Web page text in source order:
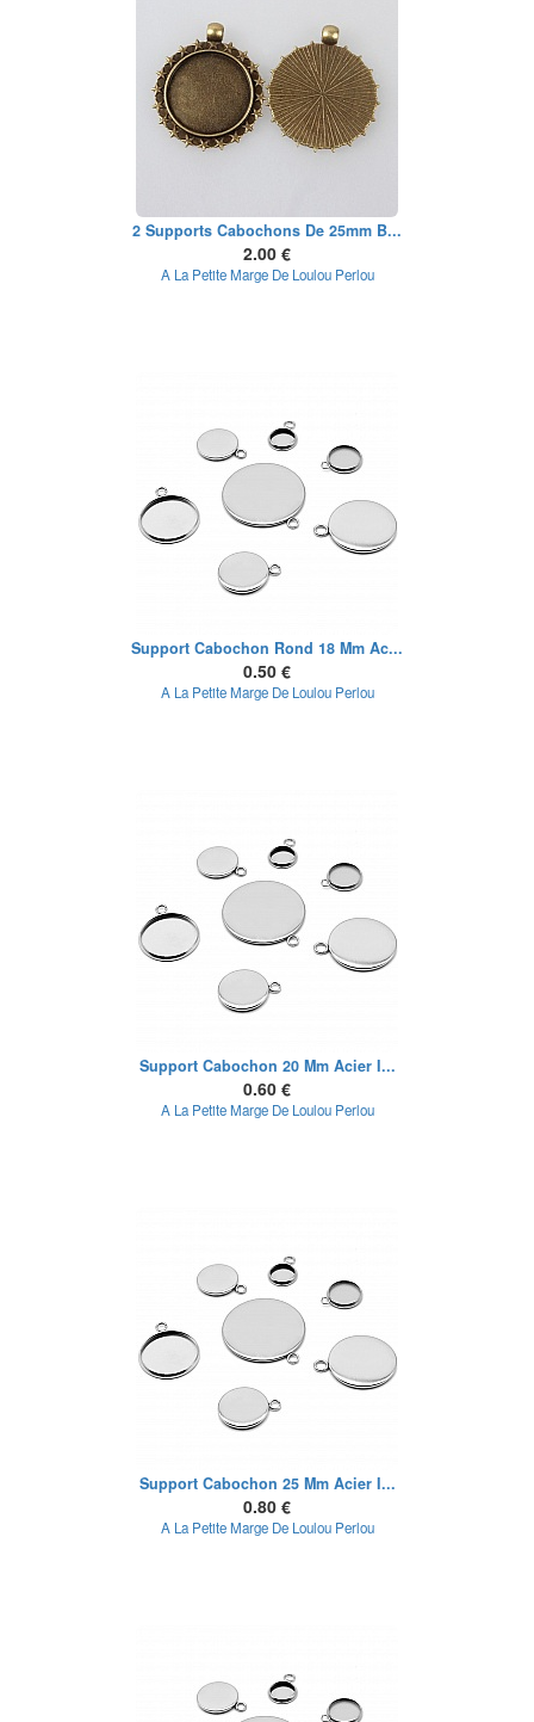
2 Supports Cabochons De 25mm B...
2.00 €
A La Petite Marge De Loulou Perlou
Support Cabochon Rond 18 Mm Ac...
0.50 €
A La Petite Marge De Loulou Perlou
Support Cabochon 20 Mm Acier I...
0.60 €
A La Petite Marge De Loulou Perlou
Support Cabochon 25 Mm Acier I...
0.80 €
A La Petite Marge De Loulou Perlou